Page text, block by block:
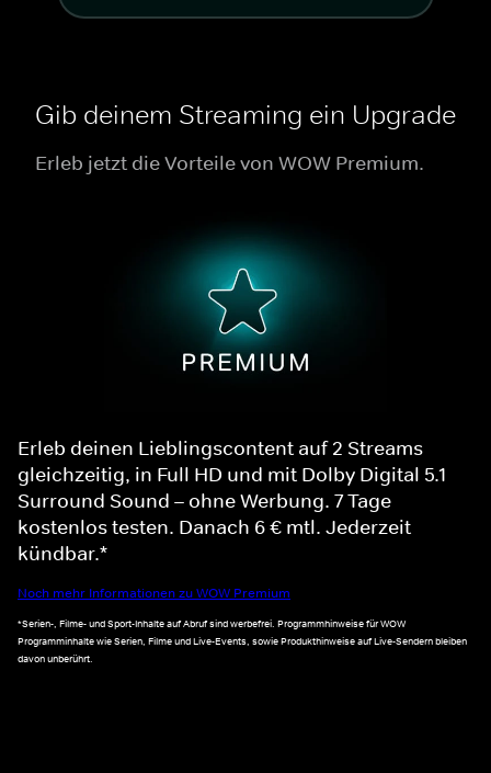
Gib deinem Streaming ein Upgrade
Erleb jetzt die Vorteile von WOW Premium.
Erleb deinen Lieblingscontent auf 2 Streams
gleichzeitig, in Full HD und mit Dolby Digital 5.1
Surround Sound – ohne Werbung. 7 Tage
kostenlos testen. Danach 6 € mtl. Jederzeit
kündbar.*
Noch mehr Informationen zu WOW Premium
*Serien-, Filme- und Sport-Inhalte auf Abruf sind werbefrei. Programmhinweise für WOW
Programminhalte wie Serien, Filme und Live-Events, sowie Produkthinweise auf Live-Sendern bleiben
davon unberührt.